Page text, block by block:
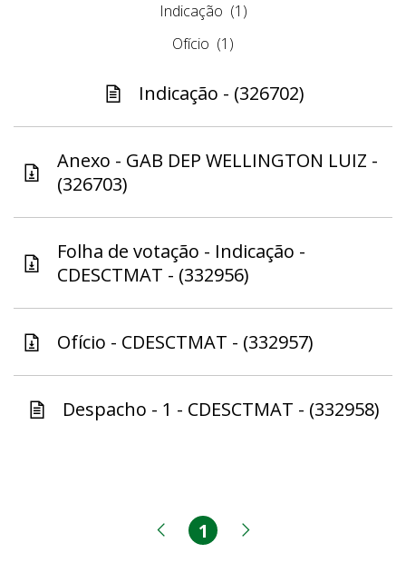
Indicação (1)
Ofício (1)
Indicação - (326702)
Anexo - GAB DEP WELLINGTON LUIZ -
(326703)
Folha de votação - Indicação -
CDESCTMAT - (332956)
Ofício - CDESCTMAT - (332957)
Despacho - 1 - CDESCTMAT - (332958)
Página anterior
Página
1